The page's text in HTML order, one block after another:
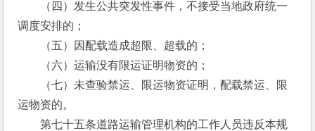
（四）发生公共突发性事件，不接受当地政府统一
调度安排的；
（五）因配载造成超限、超载的；
（六）运输没有限运证明物资的；
（七）未查验禁运、限运物资证明，配载禁运、限
运物资的。
第七十五条道路运输管理机构的工作人员违反本规